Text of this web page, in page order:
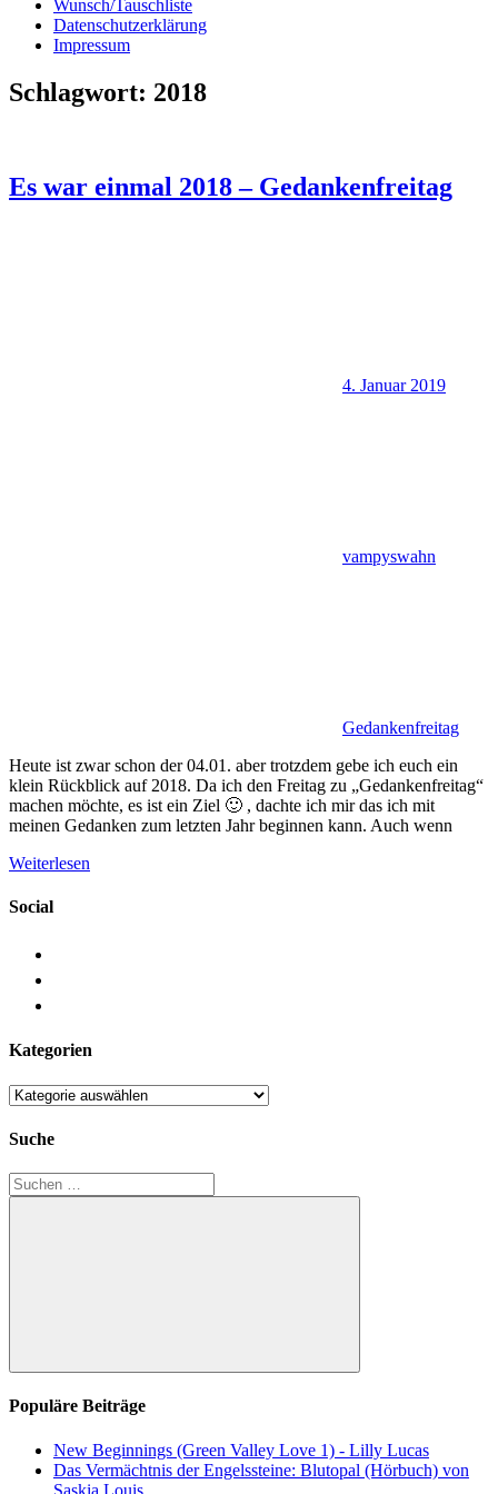
Wunsch/Tauschliste
Datenschutzerklärung
Impressum
Schlagwort: 2018
Es war einmal 2018 – Gedankenfreitag
4. Januar 2019
vampyswahn
Gedankenfreitag
Heute ist zwar schon der 04.01. aber trotzdem gebe ich euch ein
klein Rückblick auf 2018. Da ich den Freitag zu „Gedankenfreitag“
machen möchte, es ist ein Ziel 🙂 , dachte ich mir das ich mit
meinen Gedanken zum letzten Jahr beginnen kann. Auch wenn
Weiterlesen
Social
Kategorien
Kategorien
Suche
Suchen
nach:
Suchen
Populäre Beiträge
New Beginnings (Green Valley Love 1) - Lilly Lucas
Das Vermächtnis der Engelssteine: Blutopal (Hörbuch) von
Saskia Louis